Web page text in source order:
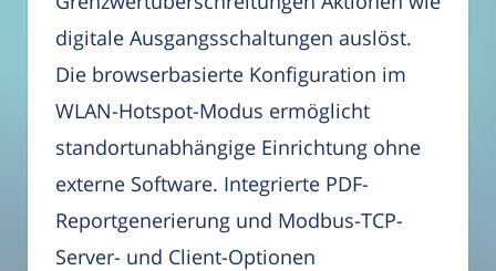
digitale Ausgangsschaltungen auslöst.
Die browserbasierte Konfiguration im
WLAN-Hotspot-Modus ermöglicht
standortunabhängige Einrichtung ohne
externe Software. Integrierte PDF-
Reportgenerierung und Modbus-TCP-
Server- und Client-Optionen